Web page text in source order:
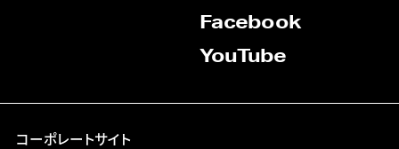
Facebook
YouTube
コーポレートサイト